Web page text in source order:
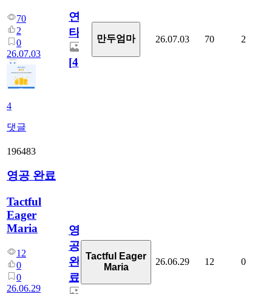
70
2
0
26.07.03
4
댓글
연
타
[4]
만두엄마 26.07.03 70 2
196483
영공 완료
Tactful
Eager
Maria
12
0
0
26.06.29
영
공
완
료
Tactful Eager
Maria
26.06.29 12 0